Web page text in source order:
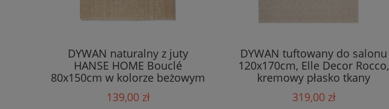
DYWAN naturalny z juty
HANSE HOME Bouclé
80x150cm w kolorze beżowym
139,00 zł
DYWAN tuftowany do salonu
120x170cm, Elle Decor Rocco,
kremowy płasko tkany
319,00 zł